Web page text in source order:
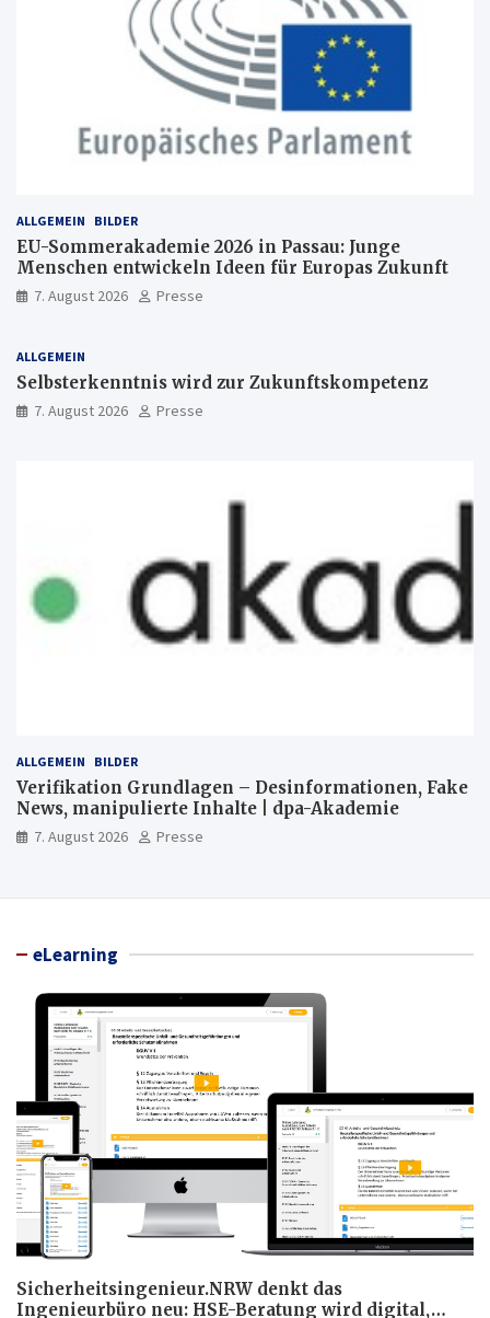
ALLGEMEIN BILDER
EU-Sommerakademie 2026 in Passau: Junge
Menschen entwickeln Ideen für Europas Zukunft
7. August 2026 Presse
ALLGEMEIN
Selbsterkenntnis wird zur Zukunftskompetenz
7. August 2026 Presse
ALLGEMEIN BILDER
Verifikation Grundlagen – Desinformationen, Fake
News, manipulierte Inhalte | dpa-Akademie
7. August 2026 Presse
eLearning
Sicherheitsingenieur.NRW denkt das
Ingenieurbüro neu: HSE-Beratung wird digital,